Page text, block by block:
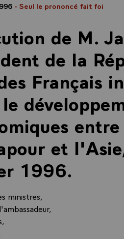
- Seul le prononcé fait foi
de M.
de la
Français
et
1996.
ministres,